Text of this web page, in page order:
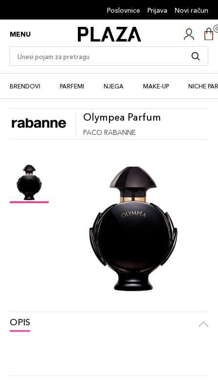
Poslovnice Prijava Novi račun
MENU
BRENDOVI PARFEMI NJEGA MAKE-UP NICHE
Olympea Parfum
PACO RABANNE
OPIS